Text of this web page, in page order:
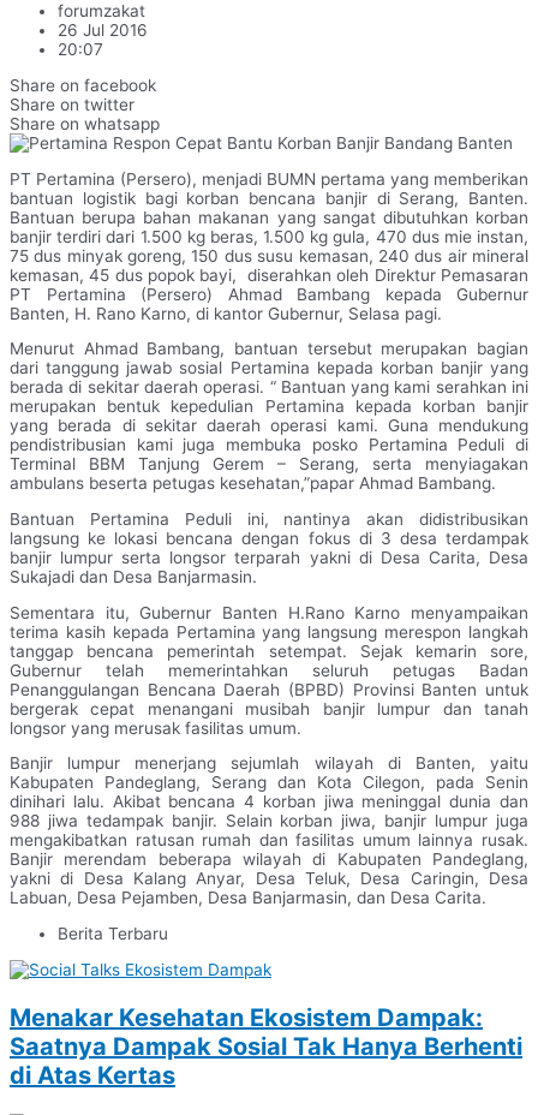
forumzakat
26 Jul 2016
20:07
Share on facebook
Share on twitter
Share on whatsapp
PT Pertamina (Persero), menjadi BUMN pertama yang memberikan
bantuan logistik bagi korban bencana banjir di Serang, Banten.
Bantuan berupa bahan makanan yang sangat dibutuhkan korban
banjir terdiri dari 1.500 kg beras, 1.500 kg gula, 470 dus mie instan,
75 dus minyak goreng, 150 dus susu kemasan, 240 dus air mineral
kemasan, 45 dus popok bayi, diserahkan oleh Direktur Pemasaran
PT Pertamina (Persero) Ahmad Bambang kepada Gubernur
Banten, H. Rano Karno, di kantor Gubernur, Selasa pagi.
Menurut Ahmad Bambang, bantuan tersebut merupakan bagian
dari tanggung jawab sosial Pertamina kepada korban banjir yang
berada di sekitar daerah operasi. “ Bantuan yang kami serahkan ini
merupakan bentuk kepedulian Pertamina kepada korban banjir
yang berada di sekitar daerah operasi kami. Guna mendukung
pendistribusian kami juga membuka posko Pertamina Peduli di
Terminal BBM Tanjung Gerem – Serang, serta menyiagakan
ambulans beserta petugas kesehatan,”papar Ahmad Bambang.
Bantuan Pertamina Peduli ini, nantinya akan didistribusikan
langsung ke lokasi bencana dengan fokus di 3 desa terdampak
banjir lumpur serta longsor terparah yakni di Desa Carita, Desa
Sukajadi dan Desa Banjarmasin.
Sementara itu, Gubernur Banten H.Rano Karno menyampaikan
terima kasih kepada Pertamina yang langsung merespon langkah
tanggap bencana pemerintah setempat. Sejak kemarin sore,
Gubernur telah memerintahkan seluruh petugas Badan
Penanggulangan Bencana Daerah (BPBD) Provinsi Banten untuk
bergerak cepat menangani musibah banjir lumpur dan tanah
longsor yang merusak fasilitas umum.
Banjir lumpur menerjang sejumlah wilayah di Banten, yaitu
Kabupaten Pandeglang, Serang dan Kota Cilegon, pada Senin
dinihari lalu. Akibat bencana 4 korban jiwa meninggal dunia dan
988 jiwa tedampak banjir. Selain korban jiwa, banjir lumpur juga
mengakibatkan ratusan rumah dan fasilitas umum lainnya rusak.
Banjir merendam beberapa wilayah di Kabupaten Pandeglang,
yakni di Desa Kalang Anyar, Desa Teluk, Desa Caringin, Desa
Labuan, Desa Pejamben, Desa Banjarmasin, dan Desa Carita.
Berita Terbaru
Menakar Kesehatan Ekosistem Dampak:
Saatnya Dampak Sosial Tak Hanya Berhenti
di Atas Kertas